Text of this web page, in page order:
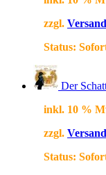
zzgl.
Status:
Der
inkl. 10 %
zzgl.
Status: